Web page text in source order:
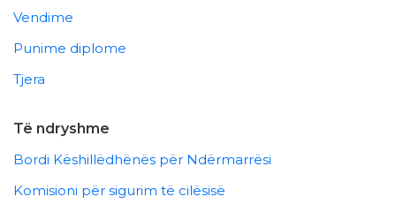
Vendime
Punime diplome
Tjera
Të ndryshme
Bordi Këshillëdhënës për Ndërmarrësi
Komisioni për sigurim të cilësisë